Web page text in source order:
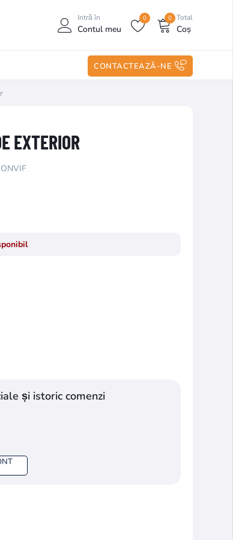
Intră în
Contul meu
0 Total
Coș
0
CONTACTEAZĂ-NE
EXTERIOR
și istoric comenzi